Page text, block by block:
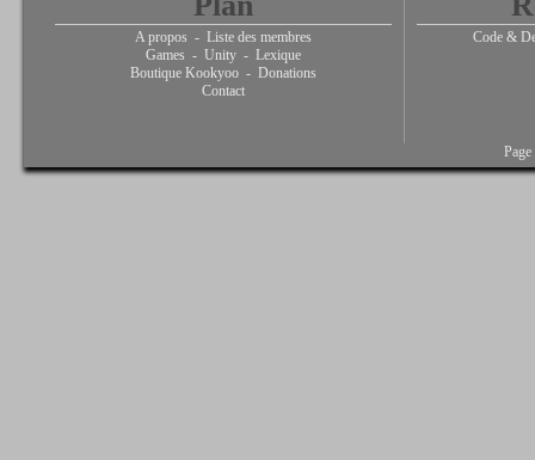
A propos - Liste des membres
Games - Unity - Lexique
Boutique Kookyoo - Donations
Contact
Code &